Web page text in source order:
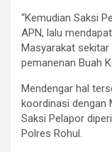
“Kemudian Saksi
APN, lalu
Masyarakat sekitar
pemanenan Buah
Mendengar hal
koordinasi dengan
Saksi Pelapor
Polres Rohul.